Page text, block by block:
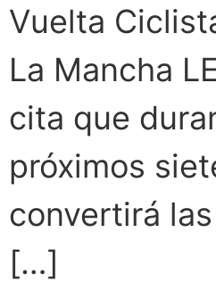
Vuelta
La Mancha
cita que
próximos
convertirá
[…]